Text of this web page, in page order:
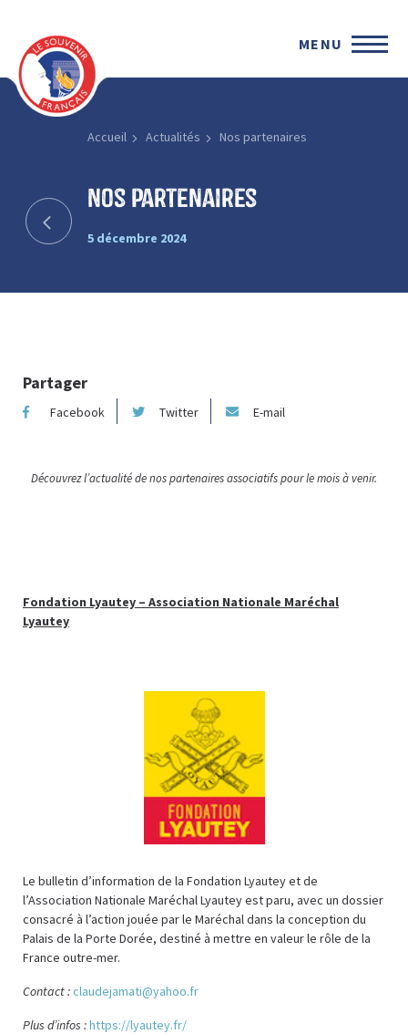
MENU
Accueil Actualités Nos partenaires
Nos partenaires
5 décembre 2024
Partager
Facebook Twitter E-mail
Découvrez l’actualité de nos partenaires associatifs pour le mois à venir.
Fondation Lyautey – Association Nationale Maréchal
Lyautey
Le bulletin d’information de la Fondation Lyautey et de
l’Association Nationale Maréchal Lyautey est paru, avec un dossier
consacré à l’action jouée par le Maréchal dans la conception du
Palais de la Porte Dorée, destiné à mettre en valeur le rôle de la
France outre-mer.
Contact :claudejamati@yahoo.fr
Plus d’infos :https://lyautey.fr/